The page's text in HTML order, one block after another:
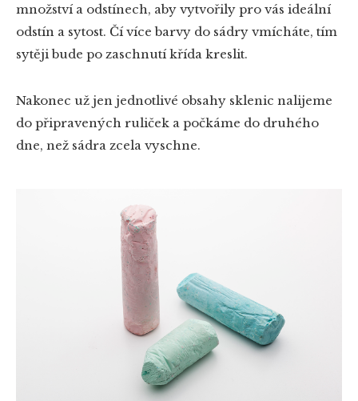
množství a odstínech, aby vytvořily pro vás ideální
odstín a sytost. Čí více barvy do sádry vmícháte, tím
sytěji bude po zaschnutí křída kreslit.
Nakonec už jen jednotlivé obsahy sklenic nalijeme
do připravených ruliček a počkáme do druhého
dne, než sádra zcela vyschne.